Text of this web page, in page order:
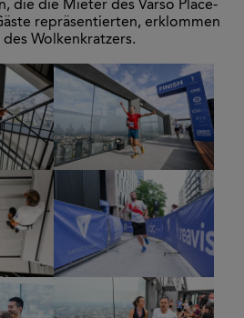
die die Mieter des Varso Place-
repräsentierten, erklommen
Wolkenkratzers.